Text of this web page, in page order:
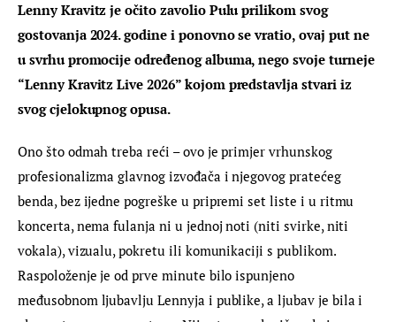
Lenny Kravitz je očito zavolio Pulu prilikom svog
gostovanja 2024. godine i ponovno se vratio, ovaj put ne
u svrhu promocije određenog albuma, nego svoje turneje
“Lenny Kravitz Live 2026” kojom predstavlja stvari iz
svog cjelokupnog opusa.
Ono što odmah treba reći – ovo je primjer vrhunskog
profesionalizma glavnog izvođača i njegovog pratećeg
benda, bez ijedne pogreške u pripremi set liste i u ritmu
koncerta, nema fulanja ni u jednoj noti (niti svirke, niti
vokala), vizualu, pokretu ili komunikaciji s publikom.
Raspoloženje je od prve minute bilo ispunjeno
međusobnom ljubavlju Lennyja i publike, a ljubav je bila i